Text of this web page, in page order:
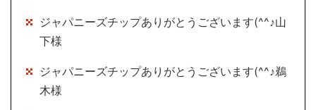
ジャパニーズチップありがとうございます(^^♪山
下様
ジャパニーズチップありがとうございます(^^♪鵜
木様